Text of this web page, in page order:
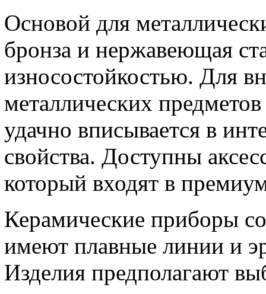
Основой для
бронза и нержавеющая
износостойкостью. Для
металлических
удачно вписывается в
свойства. Доступны
который входят в
Керамические приборы
имеют плавные линии и
Изделия предполагают